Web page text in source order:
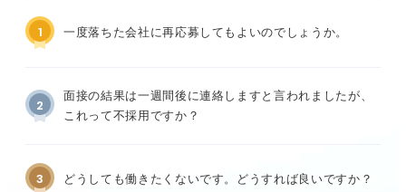
1 一度落ちた会社に再応募してもよいのでしょうか。
2
面接の結果は一週間後に連絡しますと言われましたが、
これって不採用ですか？
3 どうしても働きたくないです。どうすれば良いですか？